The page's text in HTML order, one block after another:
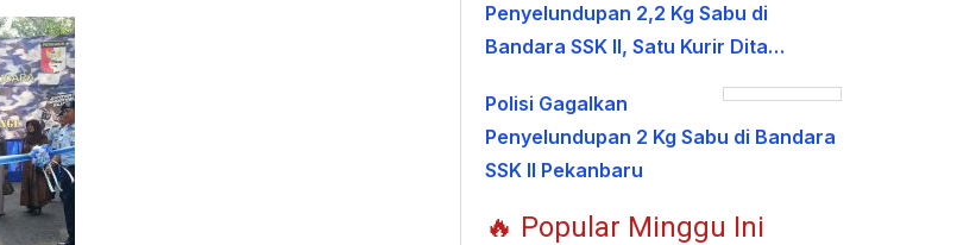
Penyelundupan 2,2 Kg Sabu di
Bandara SSK II, Satu Kurir Dita…
Polisi Gagalkan
Penyelundupan 2 Kg Sabu di Bandara
SSK II Pekanbaru
🔥 Popular Minggu Ini